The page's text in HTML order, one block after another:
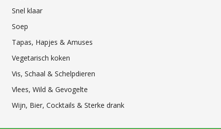
Snel klaar
Soep
Tapas, Hapjes & Amuses
Vegetarisch koken
Vis, Schaal & Schelpdieren
Vlees, Wild & Gevogelte
Wijn, Bier, Cocktails & Sterke drank